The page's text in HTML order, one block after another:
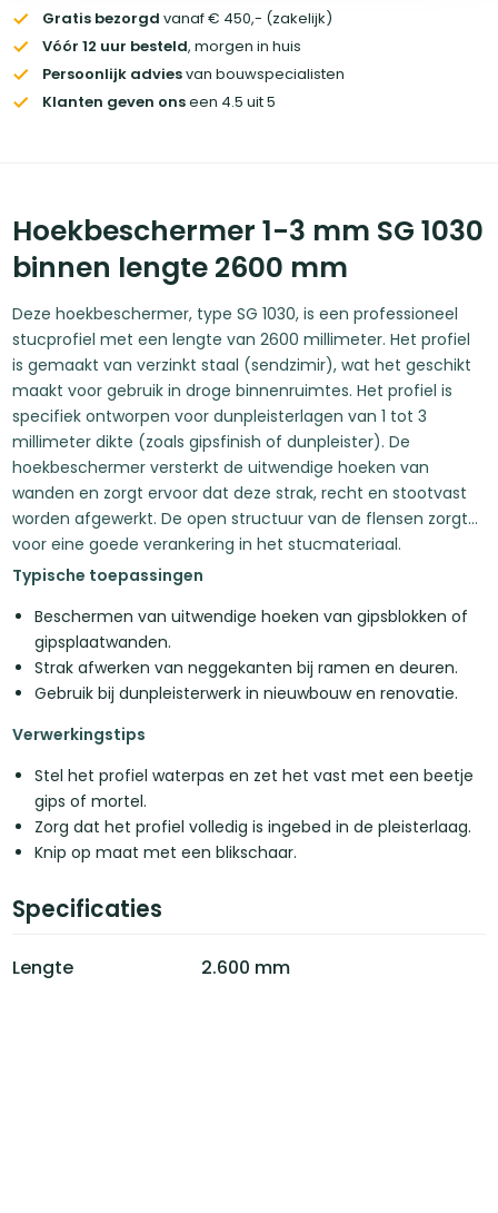
Gratis bezorgd vanaf € 450,- (zakelijk)
Vóór 12 uur besteld, morgen in huis
Persoonlijk adviesvan bouwspecialisten
Klanten geven onseen 4.5 uit 5
Hoekbeschermer 1-3 mm SG 1030
binnen lengte 2600 mm
Deze hoekbeschermer, type SG 1030, is een professioneel
stucprofiel met een lengte van 2600 millimeter. Het profiel
is gemaakt van verzinkt staal (sendzimir), wat het geschikt
maakt voor gebruik in droge binnenruimtes. Het profiel is
specifiek ontworpen voor dunpleisterlagen van 1 tot 3
millimeter dikte (zoals gipsfinish of dunpleister). De
hoekbeschermer versterkt de uitwendige hoeken van
wanden en zorgt ervoor dat deze strak, recht en stootvast
worden afgewerkt. De open structuur van de flensen zorgt
voor eine goede verankering in het stucmateriaal.
Typische toepassingen
Beschermen van uitwendige hoeken van gipsblokken of
gipsplaatwanden.
Strak afwerken van neggekanten bij ramen en deuren.
Gebruik bij dunpleisterwerk in nieuwbouw en renovatie.
Verwerkingstips
Stel het profiel waterpas en zet het vast met een beetje
gips of mortel.
Zorg dat het profiel volledig is ingebed in de pleisterlaag.
Knip op maat met een blikschaar.
Specificaties
Lengte
2.600 mm